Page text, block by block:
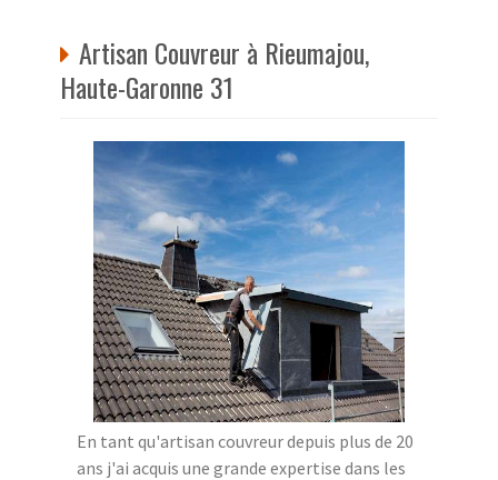
Artisan Couvreur à Rieumajou,
Haute-Garonne 31
En tant qu'artisan couvreur depuis plus de 20
ans j'ai acquis une grande expertise dans les